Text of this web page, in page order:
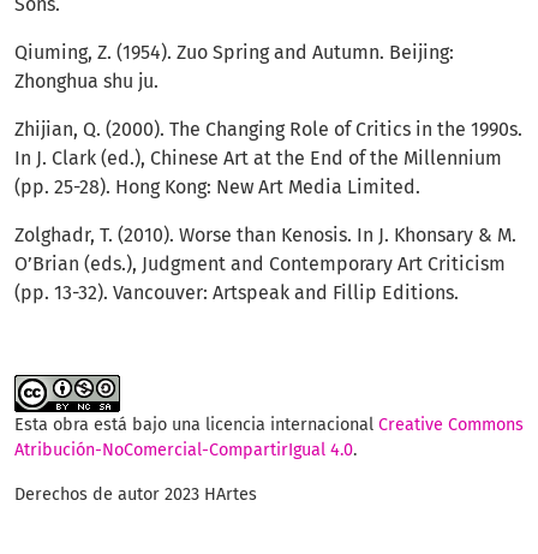
Sons.
Qiuming, Z. (1954). Zuo Spring and Autumn. Beijing:
Zhonghua shu ju.
Zhijian, Q. (2000). The Changing Role of Critics in the 1990s.
In J. Clark (ed.), Chinese Art at the End of the Millennium
(pp. 25-28). Hong Kong: New Art Media Limited.
Zolghadr, T. (2010). Worse than Kenosis. In J. Khonsary & M.
O’Brian (eds.), Judgment and Contemporary Art Criticism
(pp. 13-32). Vancouver: Artspeak and Fillip Editions.
Esta obra está bajo una licencia internacional Creative Commons
Atribución-NoComercial-CompartirIgual 4.0.
Derechos de autor 2023 HArtes